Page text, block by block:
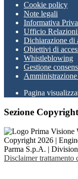
Cookie policy
Note legali
Informativa
Ufficio
Dichiarazione di
Obiettivi di
Whistleblowing
Gestione
Amministrazione
Pagina
Sezione Copyright
Copyright 2026 |
Parma S.p.A. |
Disclaimer trattamento